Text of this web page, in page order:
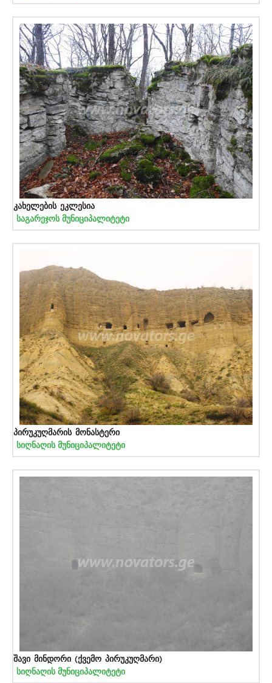
კახელების ეკლესია
საგარეჯოს მუნიციპალიტეტი
პირუკუღმარის მონასტერი
სიღნაღის მუნიციპალიტეტი
შავი მინდორი (ქვემო პირუკუღმარი)
სიღნაღის მუნიციპალიტეტი